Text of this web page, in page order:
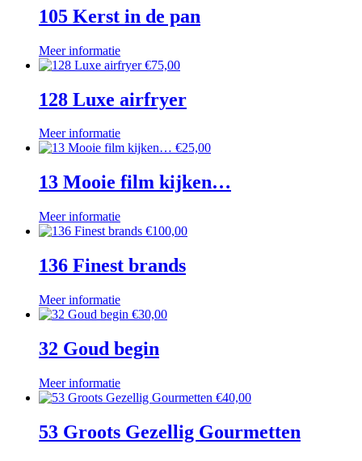
105 Kerst in de pan
Meer informatie
€75,00
128 Luxe airfryer
Meer informatie
€25,00
13 Mooie film kijken…
Meer informatie
€100,00
136 Finest brands
Meer informatie
€30,00
32 Goud begin
Meer informatie
€40,00
53 Groots Gezellig Gourmetten